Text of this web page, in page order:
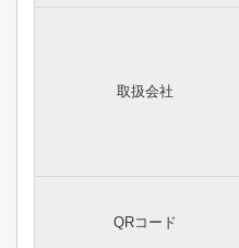
取扱会社
QRコード